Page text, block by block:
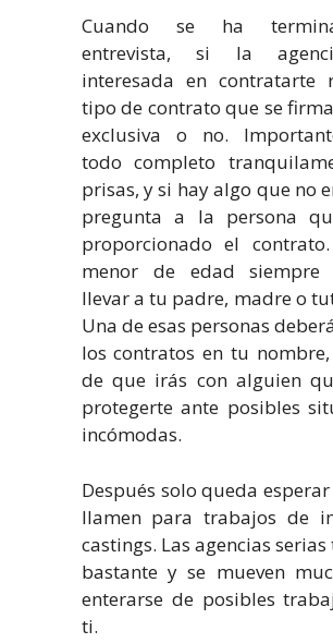
Cuando se ha
entrevista, si la
interesada en contratarte
tipo de contrato que se
exclusiva o no.
todo completo
prisas, y si hay algo que no
pregunta a la persona
proporcionado el
menor de edad siempre
llevar a tu padre, madre o
Una de esas personas
los contratos en tu
de que irás con alguien
protegerte ante posibles
incómodas.
Después solo queda
llamen para trabajos de
castings. Las agencias
bastante y se mueven
enterarse de posibles
ti.